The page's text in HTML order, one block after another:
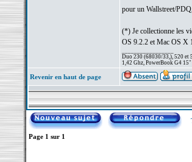
pour un Wallstreet/
(*) Je collectionne les
OS 9.2.2 et Mac OS X
Duo 230 (68030/33,), 520 et
1,42 Ghz, PowerBook G4
Revenir en haut de page
Page 1 sur 1